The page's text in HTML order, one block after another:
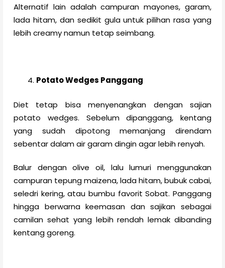
Alternatif lain adalah campuran mayones, garam,
lada hitam, dan sedikit gula untuk pilihan rasa yang
lebih creamy namun tetap seimbang.
Potato Wedges Panggang
Diet tetap bisa menyenangkan dengan sajian
potato wedges. Sebelum dipanggang, kentang
yang sudah dipotong memanjang direndam
sebentar dalam air garam dingin agar lebih renyah.
Balur dengan olive oil, lalu lumuri menggunakan
campuran tepung maizena, lada hitam, bubuk cabai,
seledri kering, atau bumbu favorit Sobat. Panggang
hingga berwarna keemasan dan sajikan sebagai
camilan sehat yang lebih rendah lemak dibanding
kentang goreng.